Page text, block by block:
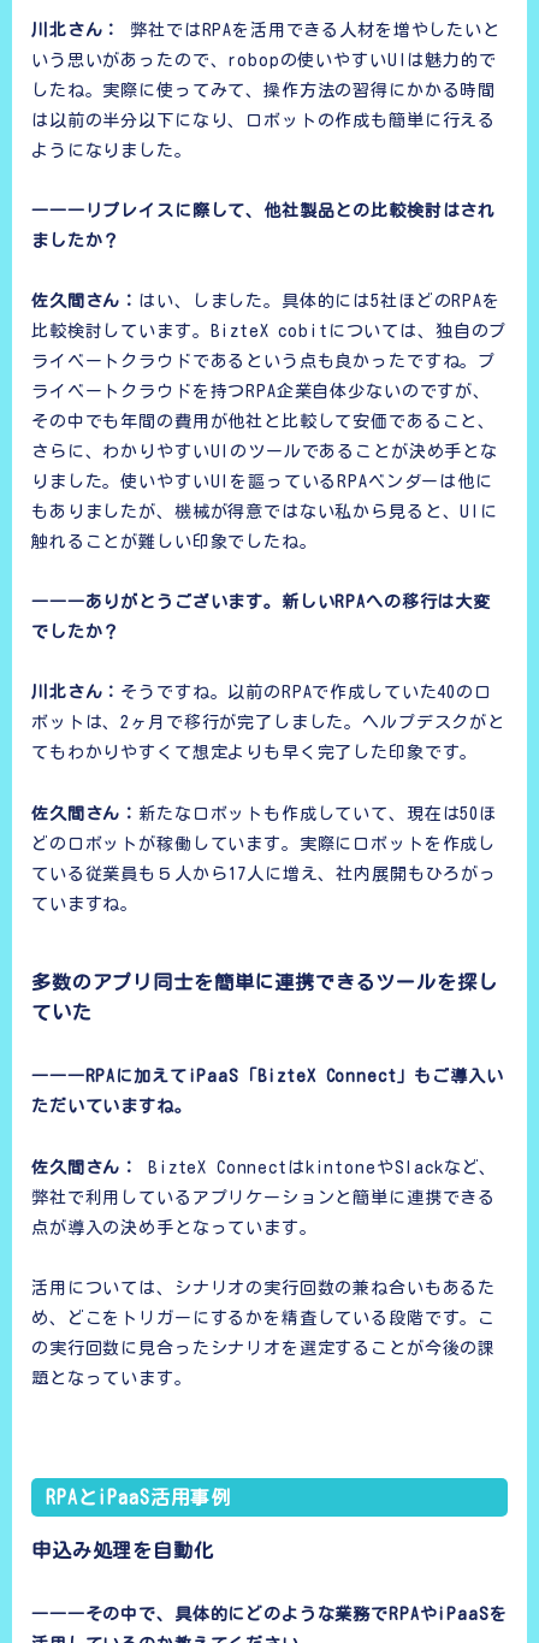
川北さん：
弊社ではRPAを活用できる人材を増やしたいと
いう思いがあったので、robopの使いやすいUIは魅力的で
したね。実際に使ってみて、操作方法の習得にかかる時間
は以前の半分以下になり、ロボットの作成も簡単に行える
ようになりました。
―――リプレイスに際して、他社製品との比較検討はされ
ましたか？
佐久間さん： はい、しました。具体的には5社ほどのRPAを
比較検討しています。BizteX cobitについては、独自のプ
ライベートクラウドであるという点も良かったですね。プ
ライベートクラウドを持つRPA企業自体少ないのですが、
その中でも年間の費用が他社と比較して安価であること、
さらに、わかりやすいUIのツールであることが決め手とな
りました。使いやすいUIを謳っているRPAベンダーは他に
もありましたが、機械が得意ではない私から見ると、UIに
触れることが難しい印象でしたね。
―――ありがとうございます。新しいRPAへの移行は大変
でしたか？
川北さん： そうですね。以前のRPAで作成していた40のロ
ボットは、2ヶ月で移行が完了しました。ヘルプデスクがと
てもわかりやすくて想定よりも早く完了した印象です。
佐久間さん： 新たなロボットも作成していて、現在は50ほ
どのロボットが稼働しています。実際にロボットを作成し
ている従業員も５人から17人に増え、社内展開もひろがっ
ていますね。
多数のアプリ同士を簡単に連携できるツールを探し
ていた
―――RPAに加えてiPaaS「BizteX Connect」もご導入い
ただいていますね。
佐久間さん：
BizteX ConnectはkintoneやSlackなど、
弊社で利用しているアプリケーションと簡単に連携できる
点が導入の決め手となっています。
活用については、シナリオの実行回数の兼ね合いもあるた
め、どこをトリガーにするかを精査している段階です。こ
の実行回数に見合ったシナリオを選定することが今後の課
題となっています。
RPAとiPaaS活用事例
申込み処理を自動化
―――その中で、具体的にどのような業務でRPAやiPaaSを